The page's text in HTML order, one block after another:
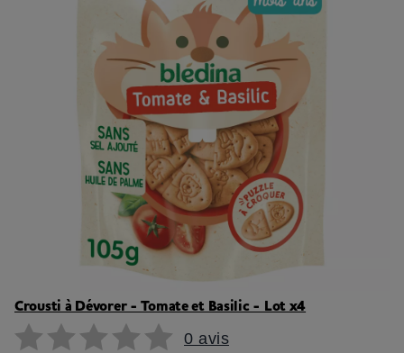
Crousti à Dévorer - Tomate et Basilic - Lot x4
0 avis